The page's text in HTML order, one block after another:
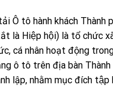
Ô tô hành khách Thành
là Hiệp hội) là tổ chức
cá nhân hoạt động
ô tô trên địa bàn
lập, nhằm mục đích tập